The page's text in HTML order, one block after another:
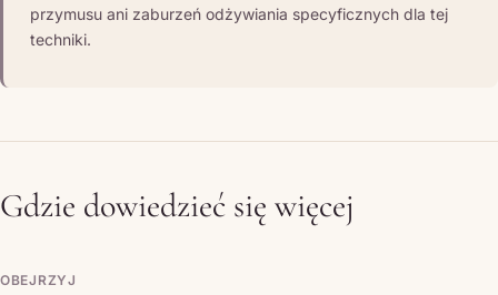
przymusu ani zaburzeń odżywiania specyficznych dla tej
techniki.
Gdzie dowiedzieć się więcej
OBEJRZYJ